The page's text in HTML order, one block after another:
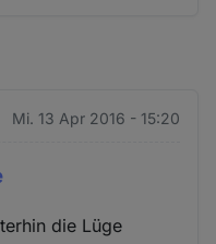
Mi. 13 Apr 2016 - 15:20
die Lüge